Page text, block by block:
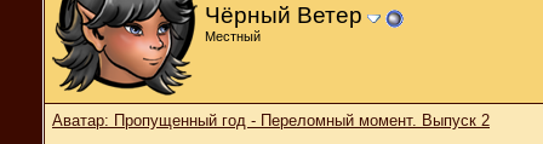
Чёрный Ветер
Местный
Аватар: Пропущенный год - Переломный момент. Выпуск 2